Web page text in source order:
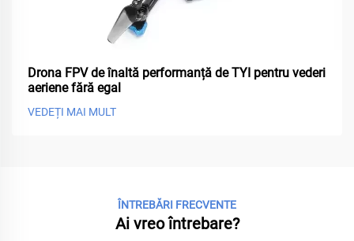
Drona FPV de înaltă performanță de TYI pentru vederi
aeriene fără egal
VEDEȚI MAI MULT
ÎNTREBĂRI FRECVENTE
Ai vreo întrebare?